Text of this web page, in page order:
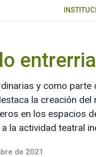
y como parte
la creación
en los espacios
la actividad teatral
de 2021